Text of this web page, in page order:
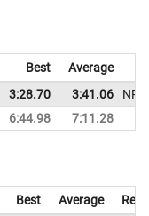
Best Average
3:28.70 3:41.06 NR
6:44.98 7:11.28
Best Average